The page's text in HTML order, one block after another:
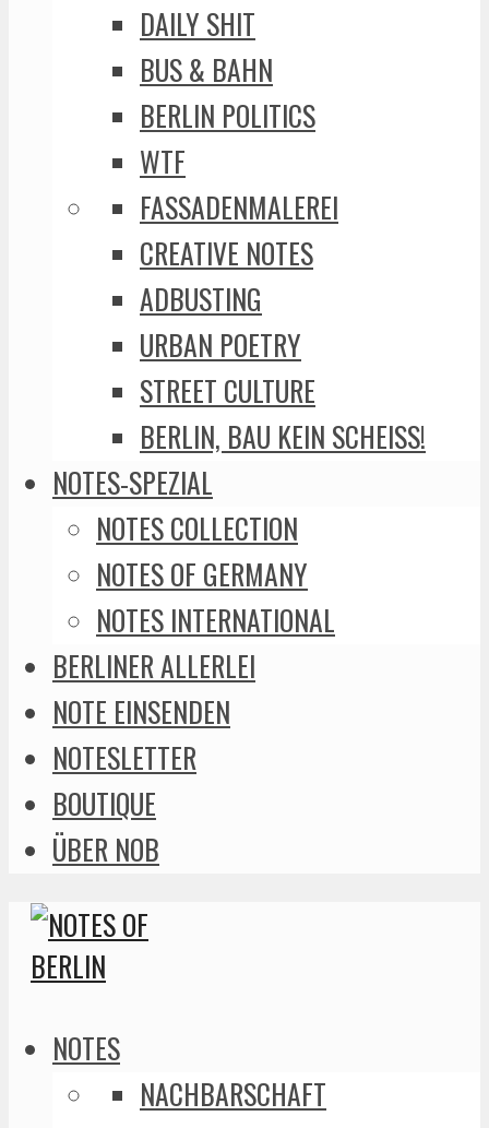
DAILY SHIT
BUS & BAHN
BERLIN POLITICS
WTF
FASSADENMALEREI
CREATIVE NOTES
ADBUSTING
URBAN POETRY
STREET CULTURE
BERLIN, BAU KEIN SCHEISS!
NOTES-SPEZIAL
NOTES COLLECTION
NOTES OF GERMANY
NOTES INTERNATIONAL
BERLINER ALLERLEI
NOTE EINSENDEN
NOTESLETTER
BOUTIQUE
ÜBER NOB
NOTES
NACHBARSCHAFT